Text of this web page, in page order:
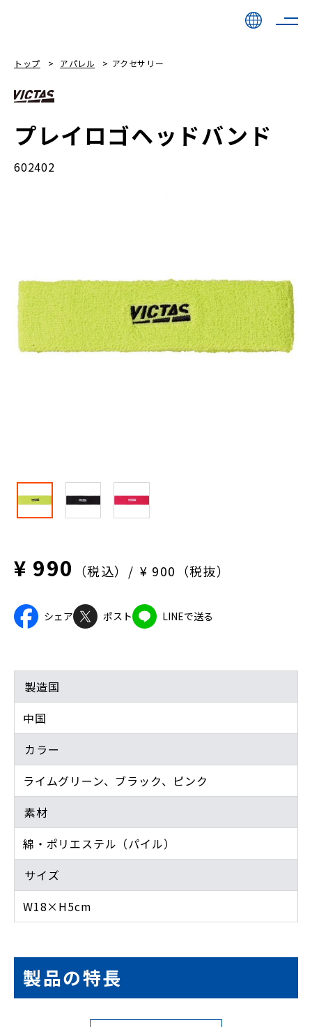
トップ アパレル アクセサリー
プレイロゴヘッドバンド
602402
¥ 990 （税込） ¥ 900（税抜）
シェア ポスト LINEで送る
製造国
中国
カラー
ライムグリーン、ブラック、ピンク
素材
綿・ポリエステル（パイル）
サイズ
W18×H5cm
製品の特長